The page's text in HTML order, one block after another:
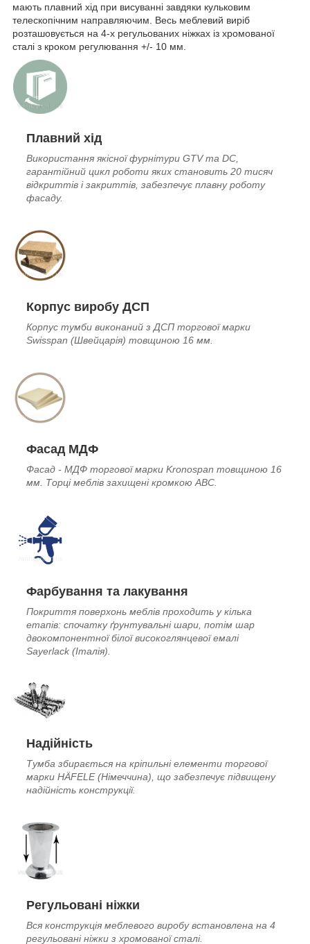
мають плавний хід при висуванні завдяки кульковим
телескопічним направляючим. Весь меблевий виріб
розташовується на 4-х регульованих ніжках із хромованої
сталі з кроком регулювання +/- 10 мм.
Плавний хід
Використання якісної фурнітури GTV та DC,
гарантійний цикл роботи яких становить 20 тисяч
відкриттів і закриттів, забезпечує плавну роботу
фасаду.
Корпус виробу ДСП
Корпус тумби виконаний з ДСП торгової марки
Swisspan (Швейцарія) товщиною 16 мм.
Фасад МДФ
Фасад - МДФ торгової марки Kronospan товщиною 16
мм. Торці меблів захищені кромкою ABC.
Фарбування та лакування
Покриття поверхонь меблів проходить у кілька
етапів: спочатку ґрунтувальні шари, потім шар
двокомпонентної білої високоглянцевої емалі
Sayerlack (Італія).
Надійність
Тумба збирається на кріпильні елементи торгової
марки HÄFELE (Німеччина), що забезпечує підвищену
надійність конструкції.
Регульовані ніжки
Вся конструкція меблевого виробу встановлена на 4
регульовані ніжки з хромованої сталі.